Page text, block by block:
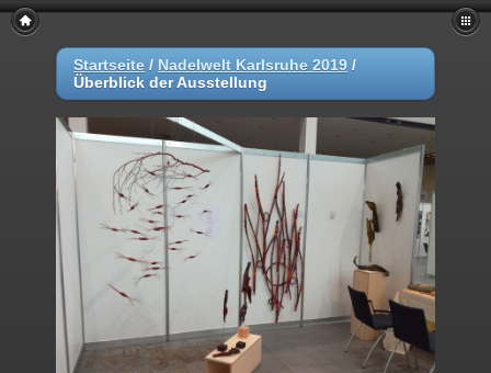
Startseite / Nadelwelt Karlsruhe 2019 /
Überblick der Ausstellung